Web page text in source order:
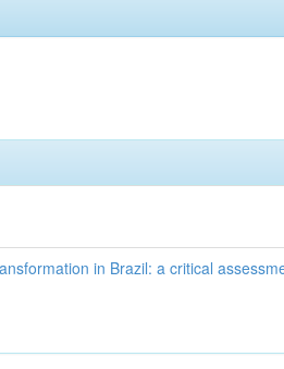
in Brazil: a critical